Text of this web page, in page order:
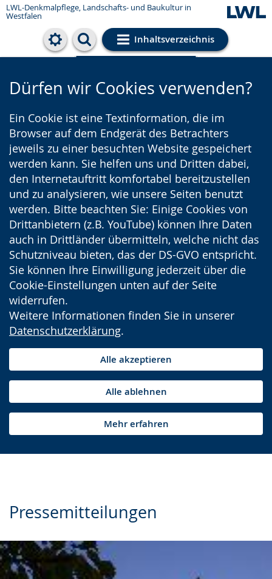
LWL-Denkmalpflege, Landschafts- und Baukultur in
Westfalen
Inhaltsverzeichnis
Cookie-Einstellungen
Dürfen wir Cookies verwenden?
Ein Cookie ist eine Textinformation, die im
Browser auf dem Endgerät des Betrachters
jeweils zu einer besuchten Website gespeichert
werden kann. Sie helfen uns und Dritten dabei,
den Internetauftritt komfortabel bereitzustellen
und zu analysieren, wie unsere Seiten benutzt
werden. Bitte beachten Sie: Einige Cookies von
Drittanbietern (z.B. YouTube) können Ihre Daten
auch in Drittländer übermitteln, welche nicht das
Schutzniveau bieten, das der DS-GVO entspricht.
Sie können Ihre Einwilligung jederzeit über die
Cookie-Einstellungen unten auf der Seite
widerrufen.
Weitere Informationen finden Sie in unserer
Datenschutzerklärung.
Alle akzeptieren
Alle ablehnen
Mehr erfahren
Pressemitteilungen